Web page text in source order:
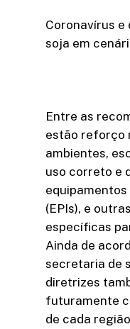
Coronavírus e
soja em
Entre as
estão reforço
ambientes,
uso correto e
(EPIs), e
específicas
Ainda de
secretaria de
diretrizes
futuramente
de cada